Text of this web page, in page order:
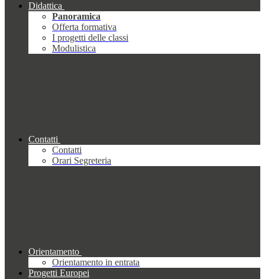
Didattica
Panoramica
Offerta formativa
I progetti delle classi
Modulistica
Contatti
Contatti
Orari Segreteria
Orientamento
Orientamento in entrata
Progetti Europei